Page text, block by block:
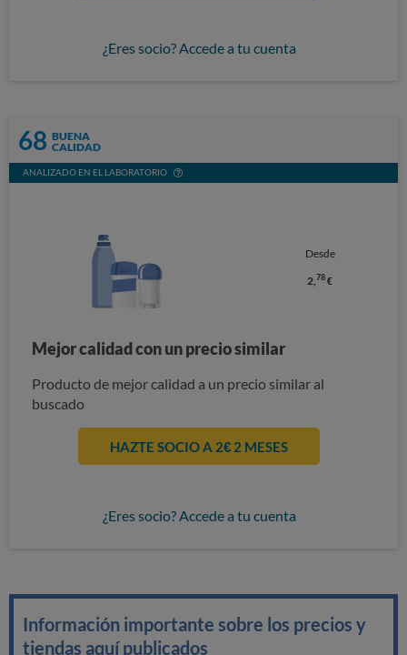
¿Eres socio? Accede a tu cuenta
68 BUENA
CALIDAD
ANALIZADO EN EL LABORATORIO
Desde
2, 78 €
Mejor calidad con un precio similar
Producto de mejor calidad a un precio similar al
buscado
HAZTE SOCIO A 2€ 2 MESES
¿Eres socio? Accede a tu cuenta
Información importante sobre los precios y
tiendas aquí publicados